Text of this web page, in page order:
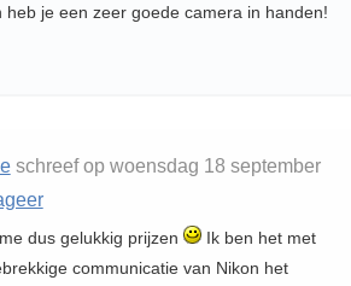
heb je een zeer goede camera in handen!
schreef op woensdag 18 september
dus gelukkig prijzen
Ik ben het met
communicatie van Nikon het